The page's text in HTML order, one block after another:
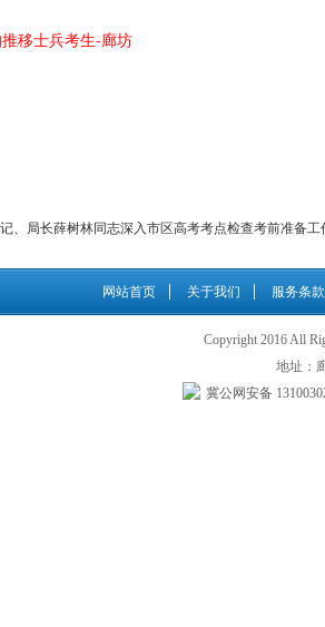
移士兵考生-廊坊
、局长薛树林同志深入市区高考考点检查考前准备工
网站首页 关于我们 服务条款
Copyright 2016 All
地址：
冀公网安备